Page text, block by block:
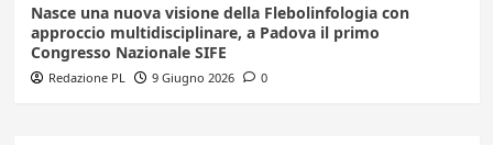
Nasce una nuova visione della Flebolinfologia con
approccio multidisciplinare, a Padova il primo
Congresso Nazionale SIFE
Redazione PL 9 Giugno 2026 0